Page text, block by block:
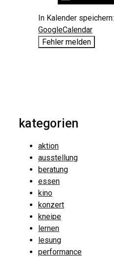
In Kalender speichern:
GoogleCalendar
Fehler melden
kategorien
aktion
ausstellung
beratung
essen
kino
konzert
kneipe
lernen
lesung
performance